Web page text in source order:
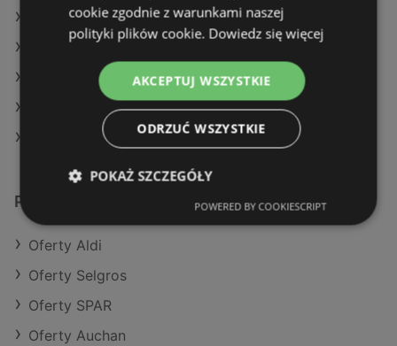
Aktualne gazetki Stokrotka
Aktualne gazetki Carrefour
Aktualne gazetki Kaufland
Aktualne gazetki Makro
Sklepy Netto w Międzyzdroje
Podobne sklepy detaliczne
Oferty Aldi
Oferty Selgros
Oferty SPAR
Oferty Auchan
cookie zgodnie z warunkami naszej
polityki plików cookie. Dowiedz się więcej
AKCEPTUJ WSZYSTKIE
ODRZUĆ WSZYSTKIE
POKAŻ SZCZEGÓŁY
POWERED BY COOKIESCRIPT